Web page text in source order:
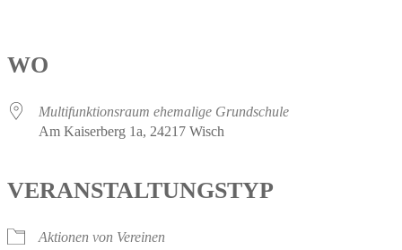
WO
Multifunktionsraum ehemalige Grundschule
Am Kaiserberg 1a, 24217 Wisch
VERANSTALTUNGSTYP
Aktionen von Vereinen